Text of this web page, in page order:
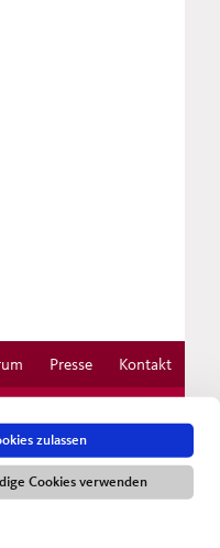
zulassen
Cookies verwenden
Presse Kontakt